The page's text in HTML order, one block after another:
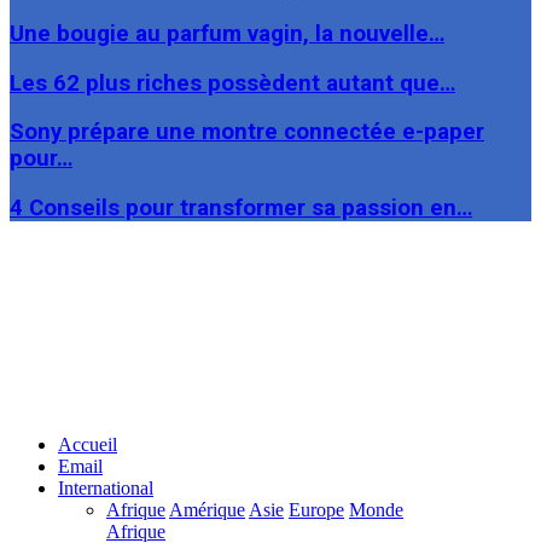
Une bougie au parfum vagin, la nouvelle…
Les 62 plus riches possèdent autant que…
Sony prépare une montre connectée e-paper
pour…
4 Conseils pour transformer sa passion en…
Accueil
Email
International
Afrique Amérique Asie Europe Monde
Afrique